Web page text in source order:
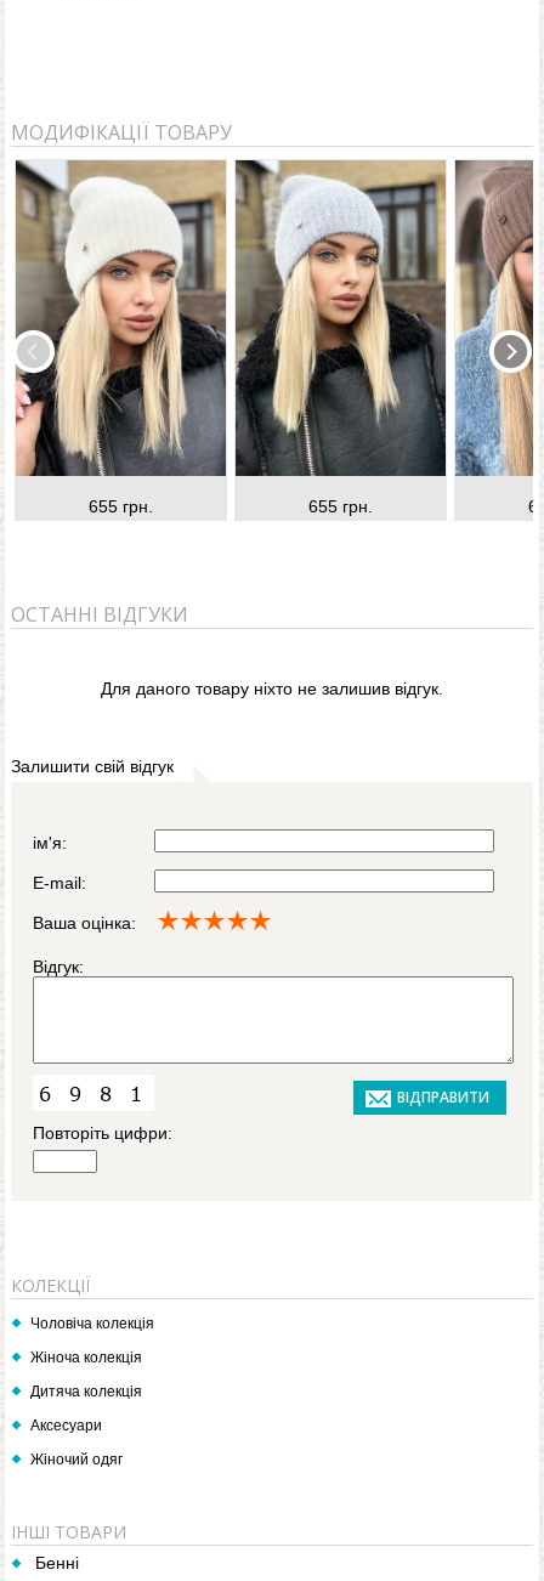
МОДИФІКАЦІЇ ТОВАРУ
655 грн. 655 грн.
ОСТАННІ ВІДГУКИ
Для даного товару ніхто не залишив відгук.
Залишити свій відгук
ім'я:
E-mail:
Ваша оцінка:
Відгук:
Повторіть цифри:
КОЛЕКЦІЇ
Чоловіча колекція
Жіноча колекція
Дитяча колекція
Аксесуари
Жіночий одяг
ІНШІ ТОВАРИ
Бенні